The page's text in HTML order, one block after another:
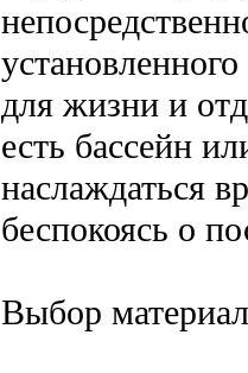
для жизни и
есть бассейн
наслаждаться
беспокоясь о
Выбор